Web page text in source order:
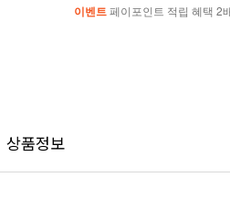
이벤트페이포인트 적립 혜택 2
상품정보